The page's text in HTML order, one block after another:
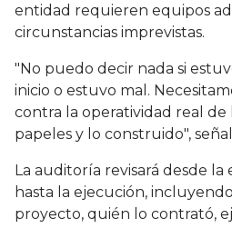
entidad requieren equipos
circunstancias imprevistas.
"No puedo decir nada si
inicio o estuvo mal.
contra la operatividad real de
papeles y lo construido",
La auditoría revisará desde
hasta la ejecución,
proyecto, quién lo contrató,